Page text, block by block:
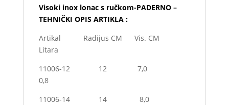
Visoki inox lonac s ručkom-PADERNO –
TEHNIČKI OPIS ARTIKLA :
Artikal Radijus CM Vis. CM
Litara
11006-12 12 7,0
0,8
11006-14 14 8,0